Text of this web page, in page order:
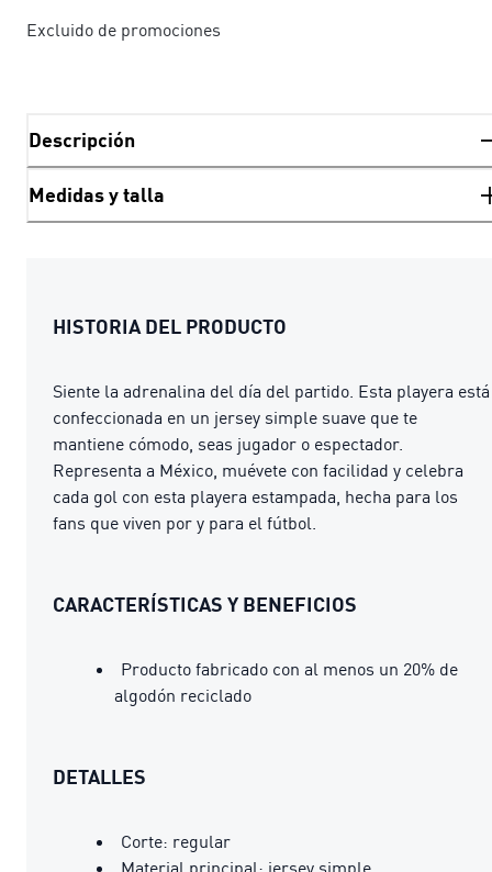
Excluido de promociones
Descripción
Medidas y talla
HISTORIA DEL PRODUCTO
Siente la adrenalina del día del partido. Esta playera está
confeccionada en un jersey simple suave que te
mantiene cómodo, seas jugador o espectador.
Representa a México, muévete con facilidad y celebra
cada gol con esta playera estampada, hecha para los
fans que viven por y para el fútbol.
CARACTERÍSTICAS Y BENEFICIOS
Producto fabricado con al menos un 20% de
algodón reciclado
DETALLES
Corte: regular
Material principal: jersey simple